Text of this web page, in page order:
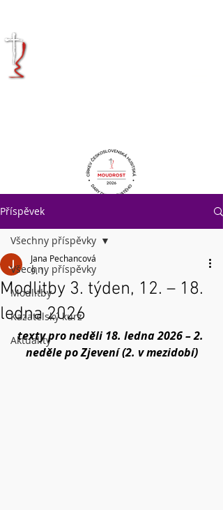
Příspěvek
Všechny příspěvky
Modlitby
Kazatelský kurz
Aktuality
Všechny příspěvky
Modlitby 3. týden, 12. – 18.
ledna 2026
Jana Pechancová
9. 1.
texty pro neděli 18. ledna 2026 – 2.
neděle po Zjevení (2. v mezidobí)